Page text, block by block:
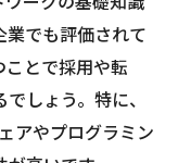
業でも評価されて
とで採用や転
しょう。特に、
アやプログラミン